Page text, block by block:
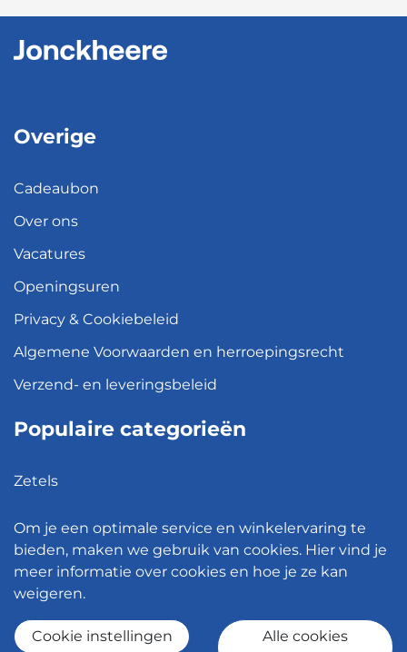
Overige
Cadeaubon
Over ons
Vacatures
Openingsuren
Privacy & Cookiebeleid
Algemene Voorwaarden en herroepingsrecht
Verzend- en leveringsbeleid
Populaire categorieën
Zetels
Hanglampen
Bureaustoelen
Om je een optimale service en winkelervaring te
bieden, maken we gebruik van cookies. Hier vind je
meer informatie over cookies en hoe je ze kan
weigeren.
Cookie instellingen
Alle cookies